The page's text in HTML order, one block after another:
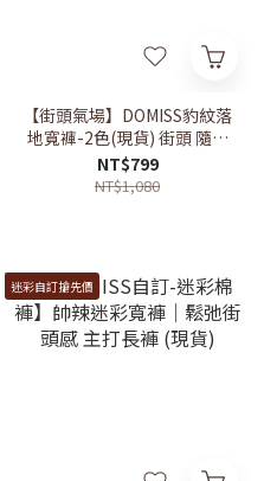
【街頭氣場】DOMISS豹紋落
地寬褲-2色(現貨) 街頭 隨性
顯瘦 長褲 2色 豹紋長褲(現
貨)
NT$799
NT$1,080
迷彩自訂搶先價